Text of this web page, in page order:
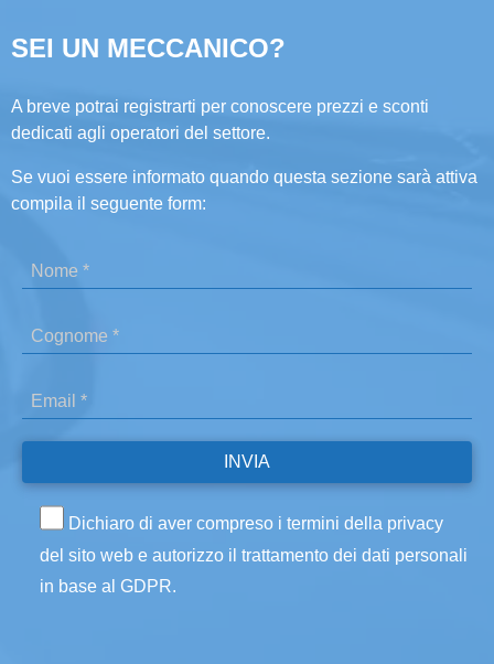
SEI UN MECCANICO?
A breve potrai registrarti per conoscere prezzi e sconti
dedicati agli operatori del settore.
Se vuoi essere informato quando questa sezione sarà attiva
compila il seguente form:
Dichiaro di aver compreso i termini della privacy
del sito web e autorizzo il trattamento dei dati personali
in base al GDPR.